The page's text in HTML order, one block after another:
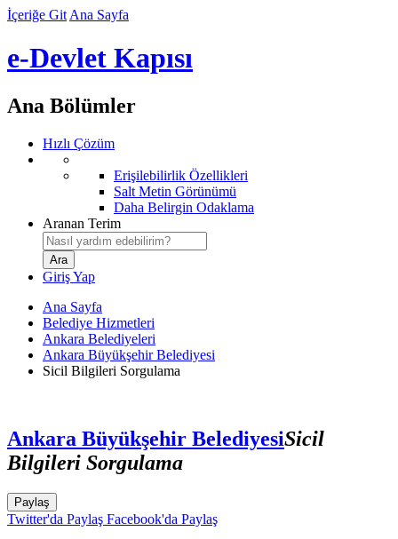
İçeriğe Git Ana Sayfa
e-Devlet Kapısı
Ana Bölümler
Hızlı Çözüm
Erişilebilirlik Özellikleri
Salt Metin Görünümü
Daha Belirgin Odaklama
Aranan Terim
Giriş Yap
Ana Sayfa
Belediye Hizmetleri
Ankara Belediyeleri
Ankara Büyükşehir Belediyesi
Sicil Bilgileri Sorgulama
Ankara Büyükşehir BelediyesiSicil
Bilgileri Sorgulama
Paylaş
Twitter'da Paylaş Facebook'da Paylaş